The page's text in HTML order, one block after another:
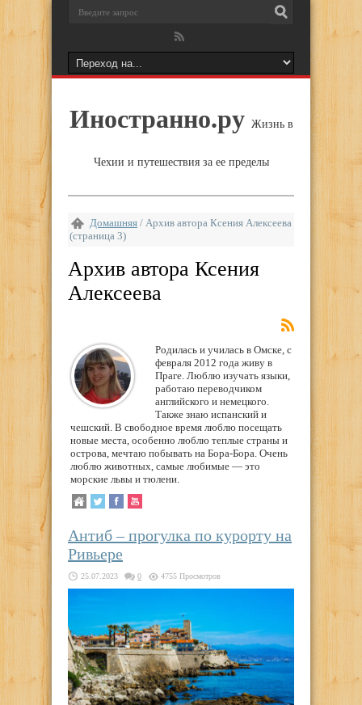
Иностранно.ру Жизнь в
Чехии и путешествия за ее пределы
Домашняя / Архив автора Ксения Алексеева
(страница 3)
Архив автора Ксения
Алексеева
Родилась и училась в Омске, с
февраля 2012 года живу в
Праге. Люблю изучать языки,
работаю переводчиком
английского и немецкого.
Также знаю испанский и
чешский. В свободное время люблю посещать
новые места, особенно люблю теплые страны и
острова, мечтаю побывать на Бора-Бора. Очень
люблю животных, самые любимые — это
морские львы и тюлени.
Антиб – прогулка по курорту на
Ривьере
25.07.2023 0 4755 Просмотров